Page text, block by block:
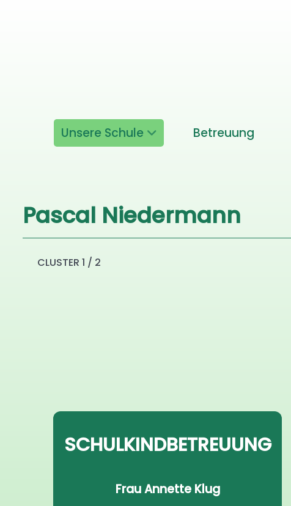
Unsere Schule Betreuung
Pascal Niedermann
CLUSTER 1 / 2
SCHULKINDBETREUUNG
Frau Annette Klug